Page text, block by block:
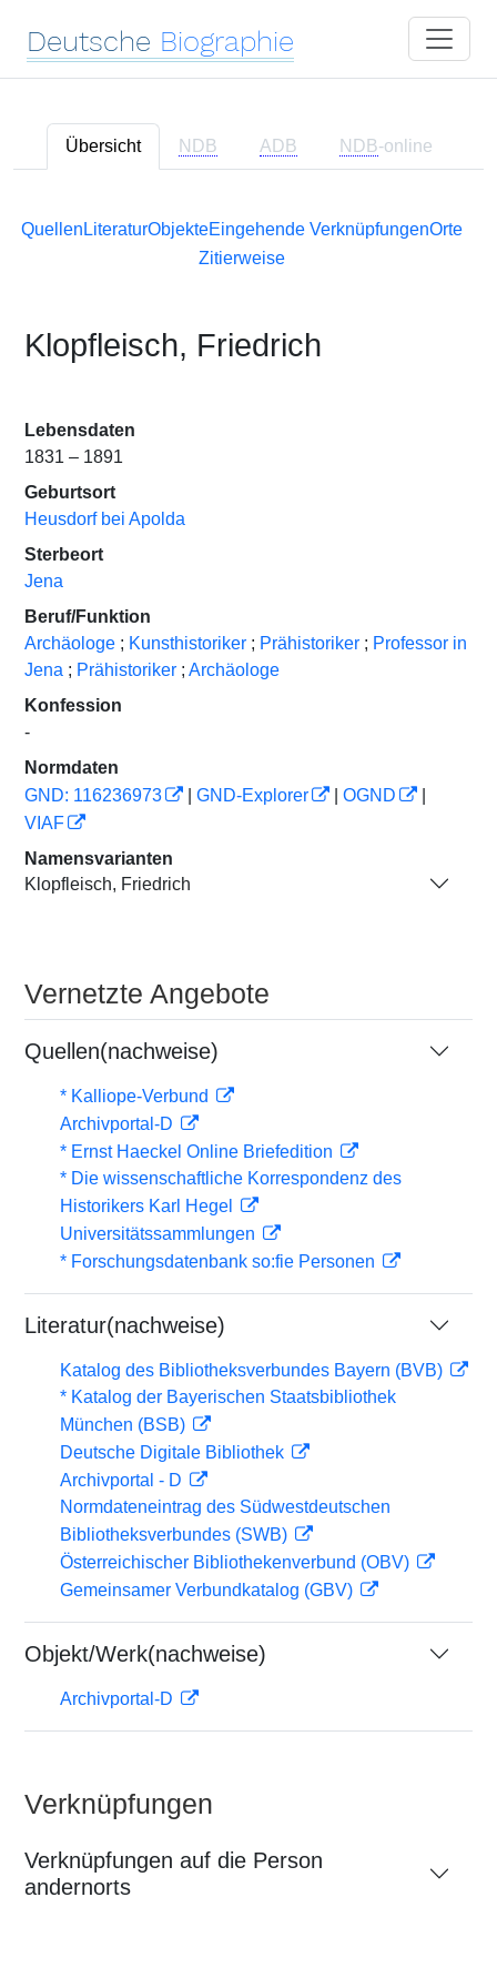
Deutsche Biographie
Übersicht NDB ADB NDB-online
Quellen LiteraturObjekteEingehende VerknüpfungenOrte
Zitierweise
Klopfleisch, Friedrich
Lebensdaten
1831 – 1891
Geburtsort
Heusdorf bei Apolda
Sterbeort
Jena
Beruf/Funktion
Archäologe ; Kunsthistoriker ; Prähistoriker ; Professor in
Jena ; Prähistoriker ; Archäologe
Konfession
-
Normdaten
GND: 116236973
GND-Explorer OGND
VIAF
Namensvarianten
Klopfleisch, Friedrich
Vernetzte Angebote
Quellen(nachweise)
* Kalliope-Verbund
Archivportal-D
* Ernst Haeckel Online Briefedition
* Die wissenschaftliche Korrespondenz des
Historikers Karl Hegel
Universitätssammlungen
* Forschungsdatenbank so:fie Personen
Literatur(nachweise)
Katalog des Bibliotheksverbundes Bayern (BVB)
* Katalog der Bayerischen Staatsbibliothek
München (BSB)
Deutsche Digitale Bibliothek
Archivportal - D
Normdateneintrag des Südwestdeutschen
Bibliotheksverbundes (SWB)
Österreichischer Bibliothekenverbund (OBV)
Gemeinsamer Verbundkatalog (GBV)
Objekt/Werk(nachweise)
Archivportal-D
Verknüpfungen
Verknüpfungen auf die Person
andernorts